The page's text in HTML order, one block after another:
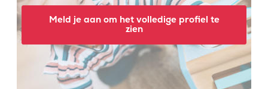
Meld je aan om het volledige profiel te
zien